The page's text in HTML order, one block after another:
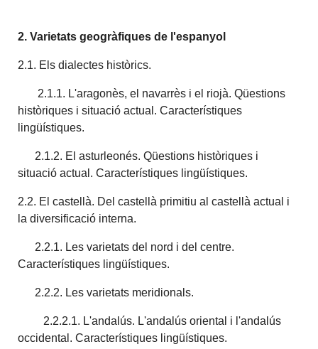
2. Varietats geogràfiques de l'espanyol
2.1. Els dialectes històrics.
2.1.1. L'aragonès, el navarrès i el riojà. Qüestions
històriques i situació actual. Característiques
lingüístiques.
2.1.2. El asturleonés. Qüestions històriques i
situació actual. Característiques lingüístiques.
2.2. El castellà. Del castellà primitiu al castellà actual i
la diversificació interna.
2.2.1. Les varietats del nord i del centre.
Característiques lingüístiques.
2.2.2. Les varietats meridionals.
2.2.2.1. L'andalús. L'andalús oriental i l'andalús
occidental. Característiques lingüístiques.